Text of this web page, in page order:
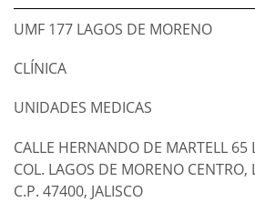
UMF 177 LAGOS DE MORENO
CLÍNICA
UNIDADES MEDICAS
CALLE HERNANDO DE MARTELL 65
COL. LAGOS DE MORENO
C.P. 47400, JALISCO